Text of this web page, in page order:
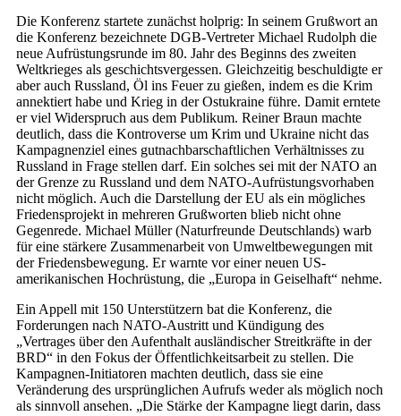
Die Konferenz startete zunächst holprig: In seinem Grußwort an
die Konferenz bezeichnete DGB-Vertreter Michael Rudolph die
neue Aufrüstungsrunde im 80. Jahr des Beginns des zweiten
Weltkrieges als geschichtsvergessen. Gleichzeitig beschuldigte er
aber auch Russland, Öl ins Feuer zu gießen, indem es die Krim
annektiert habe und Krieg in der Ostukraine führe. Damit erntete
er viel Widerspruch aus dem Publikum. Reiner Braun machte
deutlich, dass die Kontroverse um Krim und Ukraine nicht das
Kampagnenziel eines gutnachbarschaftlichen Verhältnisses zu
Russland in Frage stellen darf. Ein solches sei mit der NATO an
der Grenze zu Russland und dem NATO-Aufrüstungsvorhaben
nicht möglich. Auch die Darstellung der EU als ein mögliches
Friedensprojekt in mehreren Grußworten blieb nicht ohne
Gegenrede. Michael Müller (Naturfreunde Deutschlands) warb
für eine stärkere Zusammenarbeit von Umweltbewegungen mit
der Friedensbewegung. Er warnte vor einer neuen US-
amerikanischen Hochrüstung, die „Europa in Geiselhaft“ nehme.
Ein Appell mit 150 Unterstützern bat die Konferenz, die
Forderungen nach NATO-Austritt und Kündigung des
„Vertrages über den Aufenthalt ausländischer Streitkräfte in der
BRD“ in den Fokus der Öffentlichkeitsarbeit zu stellen. Die
Kampagnen-Initiatoren machten deutlich, dass sie eine
Veränderung des ursprünglichen Aufrufs weder als möglich noch
als sinnvoll ansehen. „Die Stärke der Kampagne liegt darin, dass